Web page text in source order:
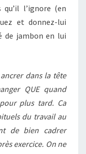
l’ignore (en
et donnez-lui
de jambon en lui
dans la tête
QUE quand
plus tard. Ca
du travail au
de bien cadrer
exercice. On ne